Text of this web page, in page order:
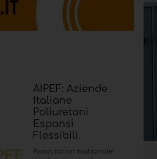
AIPEF: Aziende
Italiane
Poliuretani
Espansi
Flessibili.
Association nationale